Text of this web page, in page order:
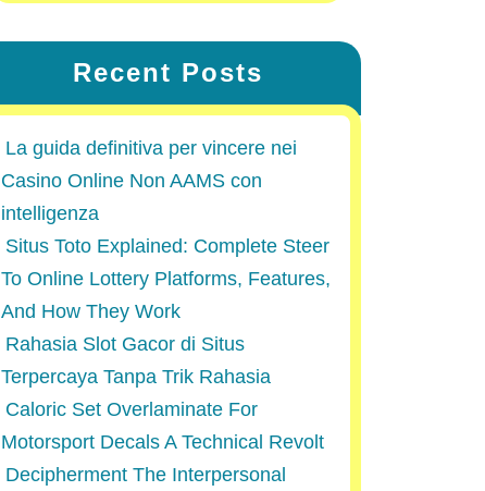
Recent Posts
La guida definitiva per vincere nei
Casino Online Non AAMS con
intelligenza
Situs Toto Explained: Complete Steer
To Online Lottery Platforms, Features,
And How They Work
Rahasia Slot Gacor di Situs
Terpercaya Tanpa Trik Rahasia
Caloric Set Overlaminate For
Motorsport Decals A Technical Revolt
Decipherment The Interpersonal